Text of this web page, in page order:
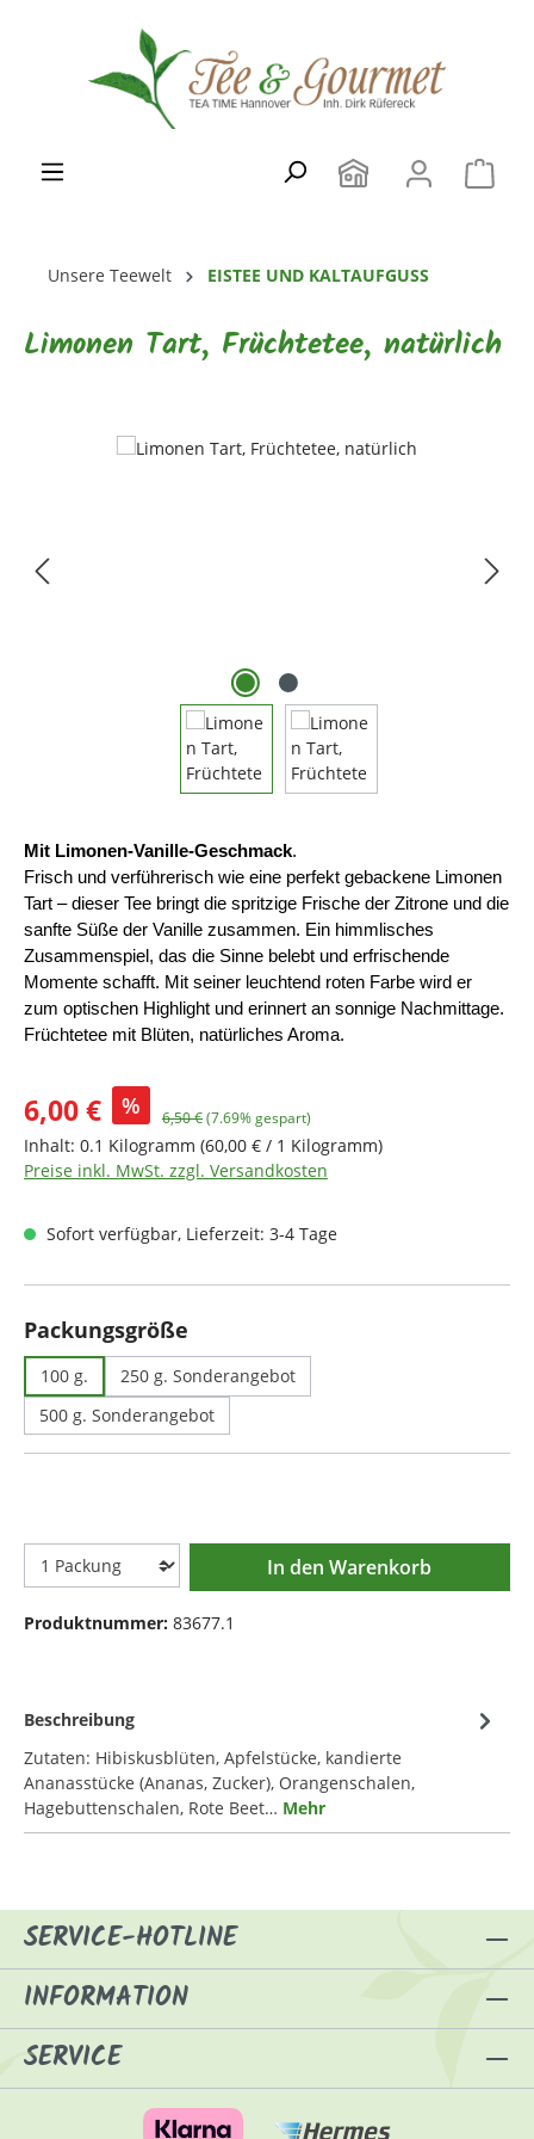
Zum Hauptinhalt springen
Unsere Teewelt EISTEE UND KALTAUFGUSS
Limonen Tart, Früchtetee, natürlich
Bildergalerie überspringen
Mit Limonen-Vanille-Geschmack.
Frisch und verführerisch wie eine perfekt gebackene Limonen
Tart – dieser Tee bringt die spritzige Frische der Zitrone und die
sanfte Süße der Vanille zusammen. Ein himmlisches
Zusammenspiel, das die Sinne belebt und erfrischende
Momente schafft. Mit seiner leuchtend roten Farbe wird er
zum ­optischen Highlight und erinnert an sonnige Nachmittage.
Früchtetee mit Blüten, natürliches Aroma.
Verkaufspreis:
6,00 € % Regulärer Preis:
6,50 €(7.69% gespart)
Inhalt: 0.1 Kilogramm (60,00 € / 1 Kilogramm)
Preise inkl. MwSt. zzgl. Versandkosten
Sofort verfügbar, Lieferzeit: 3-4 Tage
Packungsgröße
100 g.
250 g. Sonderangebot
500 g. Sonderangebot
In den Warenkorb
Produktnummer: 83677.1
Beschreibung
Zutaten: Hibiskusblüten, Apfelstücke, kandierte
Ananasstücke (Ananas, Zucker), Orangenschalen,
Hagebuttenschalen, Rote Beet… Mehr
SERVICE-HOTLINE
INFORMATION
SERVICE